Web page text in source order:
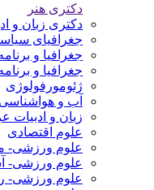
دکتری هنر
دکتری زبان و
جغرافیای
جغرافیا و
جغرافیا و
ژئومورفولوژی
آب و هواشناسی
زبان و ادبیات
علوم اقتصادی
علوم ورزشی-
علوم ورزشی-
علوم ورزشی-